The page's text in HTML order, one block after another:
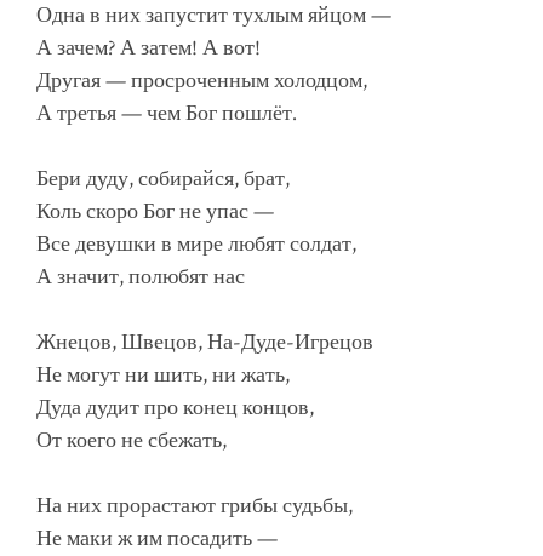
Одна в них запустит тухлым яйцом —
А зачем? А затем! А вот!
Другая — просроченным холодцом,
А третья — чем Бог пошлёт.
Бери дуду, собирайся, брат,
Коль скоро Бог не упас —
Все девушки в мире любят солдат,
А значит, полюбят нас
Жнецов, Швецов, На-Дуде-Игрецов
Не могут ни шить, ни жать,
Дуда дудит про конец концов,
От коего не сбежать,
На них прорастают грибы судьбы,
Не маки ж им посадить —